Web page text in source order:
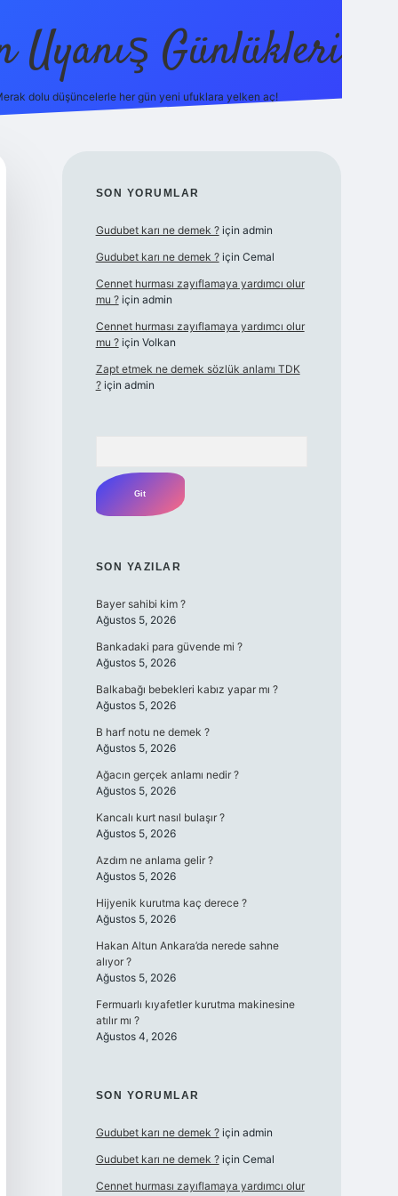
Uyanış Günlükleri
dolu düşüncelerle her gün yeni ufuklara yelken aç!
SIDEBAR
SON YORUMLAR
Gudubet karı ne demek ?için admin
Gudubet karı ne demek ?için Cemal
Cennet hurması zayıflamaya yardımcı olur
mu ?için admin
Cennet hurması zayıflamaya yardımcı olur
mu ?için Volkan
Zapt etmek ne demek sözlük anlamı TDK
?için admin
SON YAZILAR
Bayer sahibi kim ?
Ağustos 5, 2026
Bankadaki para güvende mi ?
Ağustos 5, 2026
Balkabağı bebekleri kabız yapar mı ?
Ağustos 5, 2026
B harf notu ne demek ?
Ağustos 5, 2026
Ağacın gerçek anlamı nedir ?
Ağustos 5, 2026
Kancalı kurt nasıl bulaşır ?
Ağustos 5, 2026
Azdım ne anlama gelir ?
Ağustos 5, 2026
Hijyenik kurutma kaç derece ?
Ağustos 5, 2026
Hakan Altun Ankara’da nerede sahne
alıyor ?
Ağustos 5, 2026
Fermuarlı kıyafetler kurutma makinesine
atılır mı ?
Ağustos 4, 2026
SON YORUMLAR
Gudubet karı ne demek ?için admin
Gudubet karı ne demek ?için Cemal
Cennet hurması zayıflamaya yardımcı olur